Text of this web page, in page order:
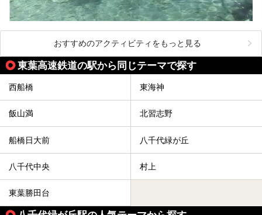
おすすめのアクティビティをもっと見る
東葉高速鉄道の駅から同じテーマで探す
西船橋 東海神
飯山満 北習志野
船橋日大前 八千代緑が丘
八千代中央 村上
東葉勝田台